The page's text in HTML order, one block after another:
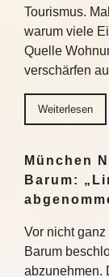
Tourismus.
warum viele
Quelle
verschärfen
Weiterlesen
München
Barum:
Vor nicht
Barum
abzunehmen.